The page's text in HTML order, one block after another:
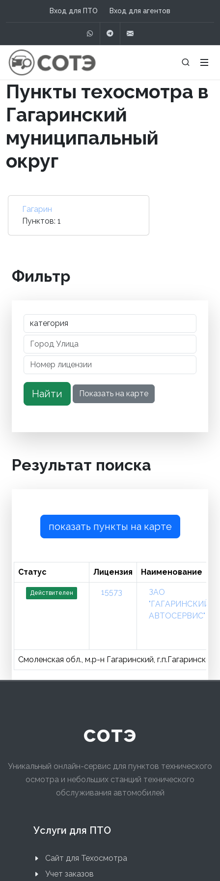
Вход для ПТО Вход для агентов
WhatsAppTelegram
Пункты техосмотра в
Гагаринский
муниципальный
округ
Гагарин
Пунктов: 1
Фильтр
Результат поиска
показать пункты на карте
Статус Лицензия Наименование
Действителен 15573
ЗАО
"ГАГАРИНСКИЙ
АВТОСЕРВИС"
Смоленская обл., м.р-н Гагаринский, г.п.Гагаринское,
сотэ
Уникальный онлайн-сервис для пунктов технического
осмотра и небольших станций технического
обслуживания автомобилей
Услуги для ПТО
Сайт для Техосмотра
Учет заказов